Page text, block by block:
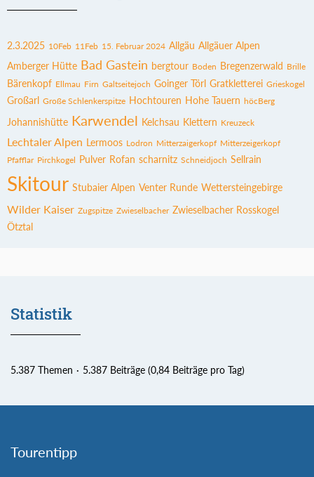
2.3.2025 10Feb 11Feb 15. Februar 2024 Allgäu Allgäuer Alpen
Amberger Hütte Bad Gastein bergtour Boden Bregenzerwald Brille
Bärenkopf Ellmau Firn Galtseitejoch Goinger Törl Gratkletterei Grieskogel
Großarl Große Schlenkerspitze Hochtouren Hohe Tauern höcBerg
Johannishütte Karwendel Kelchsau Klettern Kreuzeck
Lechtaler Alpen Lermoos Lodron Mitterzaigerkopf Mitterzeigerkopf
Pfafflar Pirchkogel Pulver Rofan scharnitz Schneidjoch Sellrain
Skitour Stubaier Alpen Venter Runde Wettersteingebirge
Wilder Kaiser Zugspitze Zwieselbacher Zwieselbacher Rosskogel
Ötztal
Statistik
5.387 Themen 5.387 Beiträge (0,84 Beiträge pro Tag)
Tourentipp